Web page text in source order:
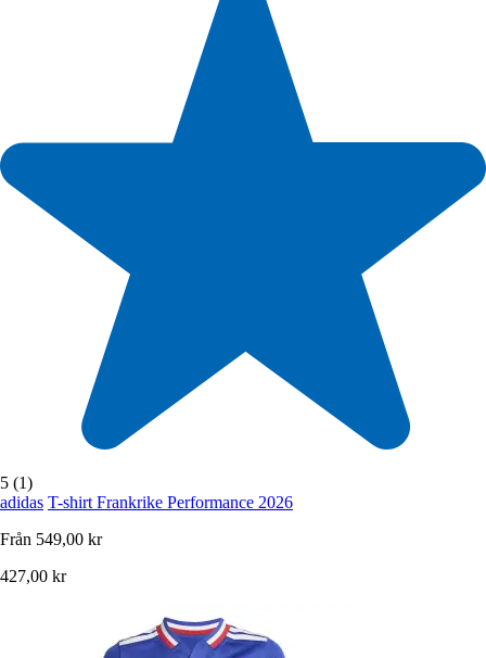
5 (1)
adidas T-shirt Frankrike Performance 2026
Från 549,00 kr
427,00 kr